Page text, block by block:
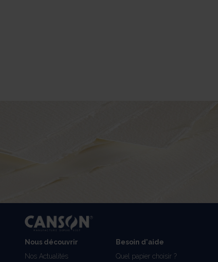
Nous découvrir
Nos Actualités
Besoin d'aide
Quel papier choisir ?